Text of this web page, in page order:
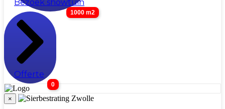
Bezoek showtuin
1000 m2
Offerte
0
×